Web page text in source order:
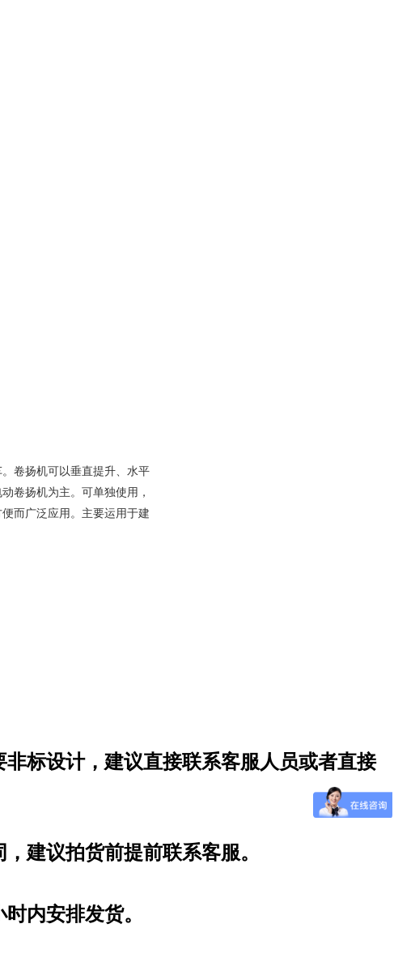
卷扬机可以垂直提升、水平
卷扬机为主。可单独使用，
而广泛应用。主要运用于建
标设计，建议直接联系客服人员或者直接
建议拍货前提前联系客服。
内安排发货。